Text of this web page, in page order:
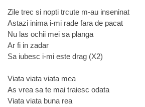
Zile trec si nopti trcute m-au inseninat
Astazi inima i-mi rade fara de pacat
Nu las ochii mei sa planga
Ar fi in zadar
Sa iubesc i-mi este drag (X2)
Viata viata viata mea
As vrea sa te mai traiesc odata
Viata viata buna rea